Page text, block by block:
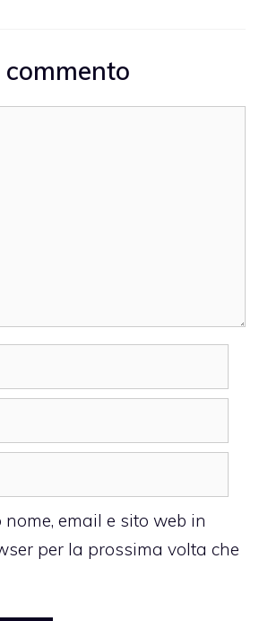
commento
email e sito web in
per la prossima volta che